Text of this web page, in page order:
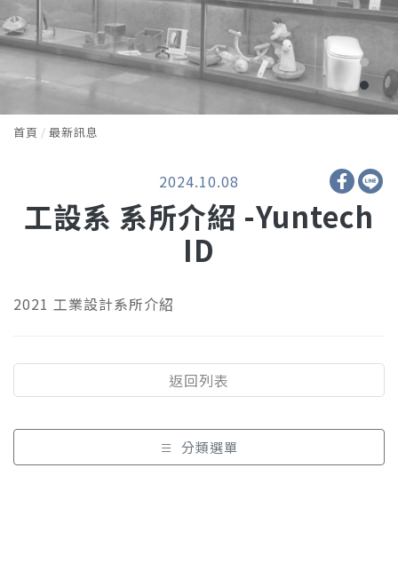
首頁 最新訊息
分類選單
2024.10.08
工設系 系所介紹 -Yuntech
ID
2021 工業設計系所介紹
返回列表